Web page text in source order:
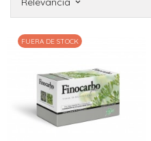
keyboard_arrow_down
FUERA DE STOCK